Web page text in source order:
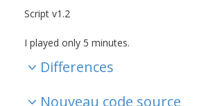
Script v1.2
I played only 5 minutes.
Differences
Nouveau code source